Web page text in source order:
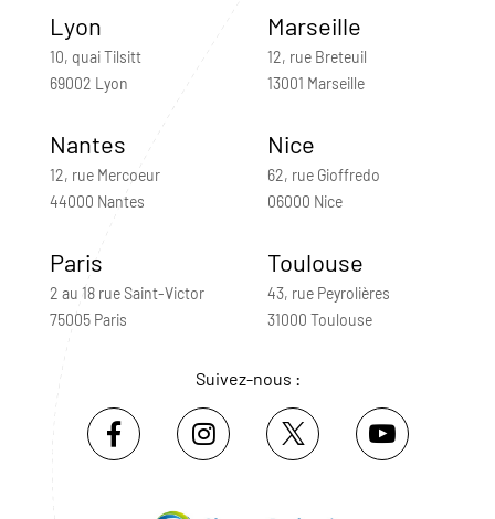
Lyon
10, quai Tilsitt
69002 Lyon
Marseille
12, rue Breteuil
13001 Marseille
Nantes
12, rue Mercoeur
44000 Nantes
Nice
62, rue Gioffredo
06000 Nice
Paris
2 au 18 rue Saint-Victor
75005 Paris
Toulouse
43, rue Peyrolières
31000 Toulouse
Suivez-nous :